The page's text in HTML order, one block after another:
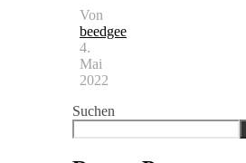
Von
beedgee
4.
Mai
2022
Suchen